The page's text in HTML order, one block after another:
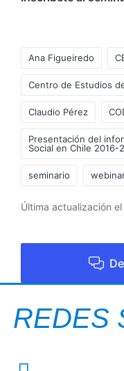
Ana Figueiredo
Centro de Estudios
Claudio Pérez
Presentación del
Social en Chile 2016-
seminario
Última actualización
REDES